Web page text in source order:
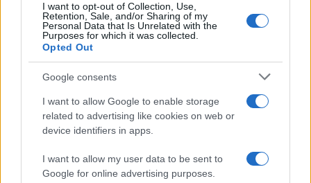
I want to opt-out of Collection, Use,
Retention, Sale, and/or Sharing of my
Personal Data that Is Unrelated with the
Purposes for which it was collected.
Opted Out
Google consents
I want to allow Google to enable storage
related to advertising like cookies on web or
device identifiers in apps.
I want to allow my user data to be sent to
Google for online advertising purposes.
Condividi l'articolo
F
a
ce
b
o
o
k
T
w
it
te
r
Pi
n
te
re
st
W
h
s
A
p
p
S
h
re
Prossimo articolo
NOTIZIE RECENTI